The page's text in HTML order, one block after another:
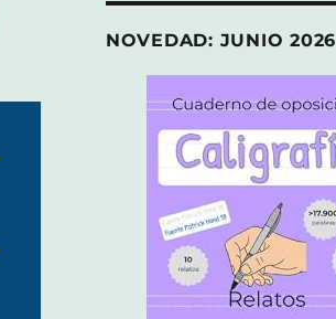
NOVEDAD: JUNIO 2026